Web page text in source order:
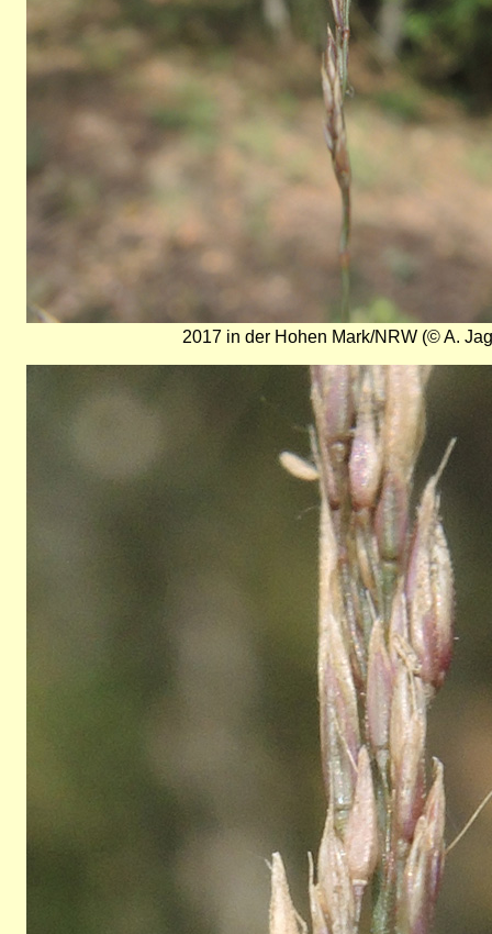
2017 in der Hohen Mark/NRW (© A.